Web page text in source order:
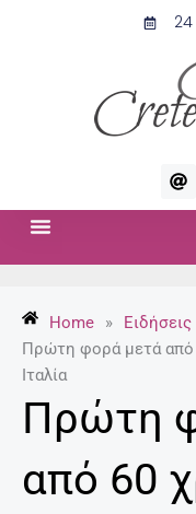
24
A
t
Home » Ειδήσεις
Πρώτη φορά μετά από
Ιταλία
Πρώτη
από 60